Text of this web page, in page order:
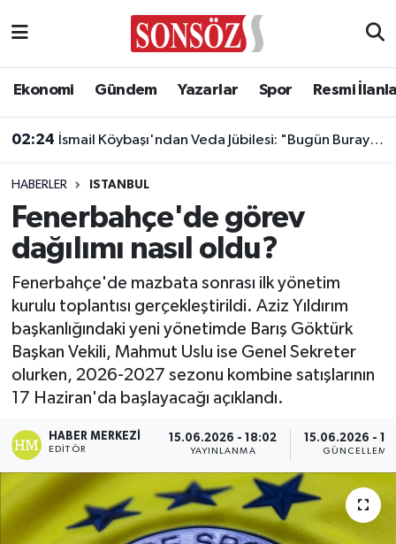
Ekonomi Gündem Yazarlar Spor Resmi
02:24 İsmail Köybaşı'ndan Veda Jübilesi: "Bugün Buraya Kalbimi Gömdüm"
HABERLER ISTANBUL
Fenerbahçe'de görev
dağılımı nasıl oldu?
Fenerbahçe'de mazbata sonrası ilk yönetim
kurulu toplantısı gerçekleştirildi. Aziz Yıldırım
başkanlığındaki yeni yönetimde Barış Göktürk
Başkan Vekili, Mahmut Uslu ise Genel Sekreter
olurken, 2026-2027 sezonu kombine satışlarının
17 Haziran'da başlayacağı açıklandı.
HABER MERKEZI
EDITÖR
15.06.2026 - 18:02
YAYINLANMA
15.06.2026 -
GÜNCELLEME
Asayiş
Biyografi
Çevre
Diğer
Dünya
Eğitim
Ekonomi
Eleman
Emlak
Ankara Nöbetçi Eczaneler
Ankara Trafik Yoğunluk Haritası
Süper Lig Puan Durumu ve Fikstür
Tüm Manşetler
Son Dakika Haberleri
Haber Arşivi